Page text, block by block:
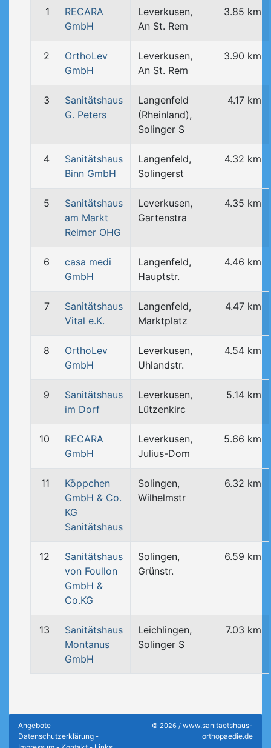
1
RECARA
GmbH
Leverkusen,
An St. Rem
3.85 km
2
OrthoLev
GmbH
Leverkusen,
An St. Rem
3.90 km
3
Sanitätshaus
G. Peters
Langenfeld
(Rheinland),
Solinger S
4.17 km
4
Sanitätshaus
Binn GmbH
Langenfeld,
Solingerst
4.32 km
5
Sanitätshaus
am Markt
Reimer OHG
Leverkusen,
Gartenstra
4.35 km
6
casa medi
GmbH
Langenfeld,
Hauptstr.
4.46 km
7
Sanitätshaus
Vital e.K.
Langenfeld,
Marktplatz
4.47 km
8
OrthoLev
GmbH
Leverkusen,
Uhlandstr.
4.54 km
9
Sanitätshaus
im Dorf
Leverkusen,
Lützenkirc
5.14 km
10
RECARA
GmbH
Leverkusen,
Julius-Dom
5.66 km
11
Köppchen
GmbH & Co.
KG
Sanitätshaus
Solingen,
Wilhelmstr
6.32 km
12
Sanitätshaus
von Foullon
GmbH &
Co.KG
Solingen,
Grünstr.
6.59 km
13
Sanitätshaus
Montanus
GmbH
Leichlingen,
Solinger S
7.03 km
Angebote -
Datenschutzerklärung -
© 2026 / www.sanitaetshaus-
orthopaedie.de